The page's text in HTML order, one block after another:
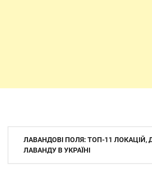
Навігація
записів
ЛАВАНДОВІ ПОЛЯ: ТОП-11 ЛОКАЦІЙ,
ЛАВАНДУ В УКРАЇНІ